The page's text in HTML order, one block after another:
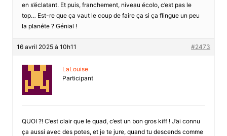
en s’éclatant. Et puis, franchement, niveau écolo, c’est pas le
top… Est-re que ça vaut le coup de faire ça si ça flingue un peu
la planéte ? Génial !
16 avril 2025 à 10h11 #2473
LaLouise
Participant
QUOI ?! C’est clair que le quad, c’est un bon gros kiff ! J’ai connu
ça aussi avec des potes, et je te jure, quand tu descends comme